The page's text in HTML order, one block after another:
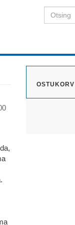
Otsing
OSTUKORV